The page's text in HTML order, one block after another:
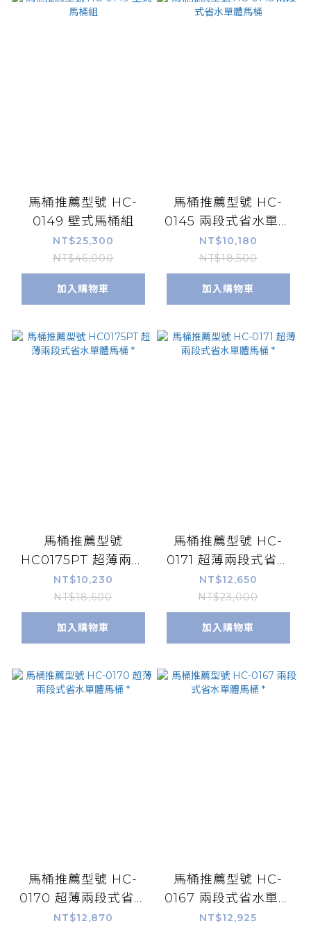
馬桶推薦型號 HC-
0149 壁式馬桶組
NT$25,300
NT$46,000
加入購物車
馬桶推薦型號 HC-
0145 兩段式省水單體
馬桶
NT$10,180
NT$18,500
加入購物車
馬桶推薦型號
HC0175PT 超薄兩段
式省水單體馬桶 *
NT$10,230
NT$18,600
加入購物車
馬桶推薦型號 HC-
0171 超薄兩段式省水
單體馬桶 *
NT$12,650
NT$23,000
加入購物車
馬桶推薦型號 HC-
0170 超薄兩段式省水
單體馬桶 *
NT$12,870
馬桶推薦型號 HC-
0167 兩段式省水單體
馬桶 *
NT$12,925